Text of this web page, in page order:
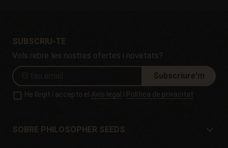
SUBSCRIU-TE
Vols rebre les nostres ofertes i novetats?
Subscriure'm
He llegit i accepto el Avís legal i Política de privacitat
SOBRE PHILOSOPHER SEEDS